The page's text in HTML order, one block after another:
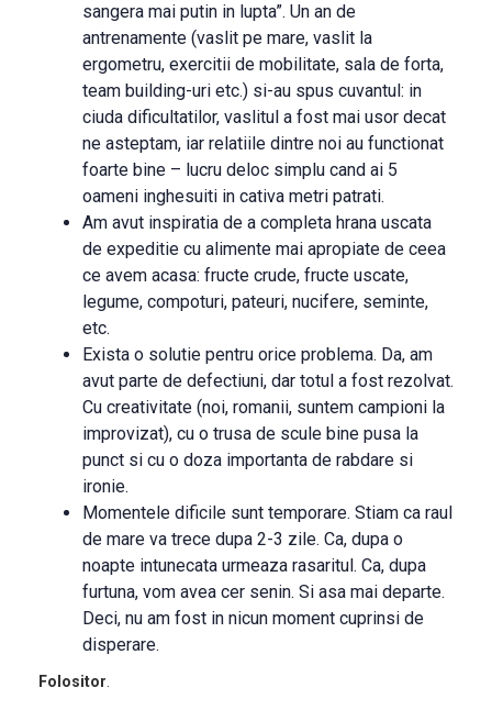
sangera mai putin in lupta”. Un an de
antrenamente (vaslit pe mare, vaslit la
ergometru, exercitii de mobilitate, sala de forta,
team building-uri etc.) si-au spus cuvantul: in
ciuda dificultatilor, vaslitul a fost mai usor decat
ne asteptam, iar relatiile dintre noi au functionat
foarte bine – lucru deloc simplu cand ai 5
oameni inghesuiti in cativa metri patrati.
Am avut inspiratia de a completa hrana uscata
de expeditie cu alimente mai apropiate de ceea
ce avem acasa: fructe crude, fructe uscate,
legume, compoturi, pateuri, nucifere, seminte,
etc.
Exista o solutie pentru orice problema. Da, am
avut parte de defectiuni, dar totul a fost rezolvat.
Cu creativitate (noi, romanii, suntem campioni la
improvizat), cu o trusa de scule bine pusa la
punct si cu o doza importanta de rabdare si
ironie.
Momentele dificile sunt temporare. Stiam ca raul
de mare va trece dupa 2-3 zile. Ca, dupa o
noapte intunecata urmeaza rasaritul. Ca, dupa
furtuna, vom avea cer senin. Si asa mai departe.
Deci, nu am fost in nicun moment cuprinsi de
disperare.
Folositor